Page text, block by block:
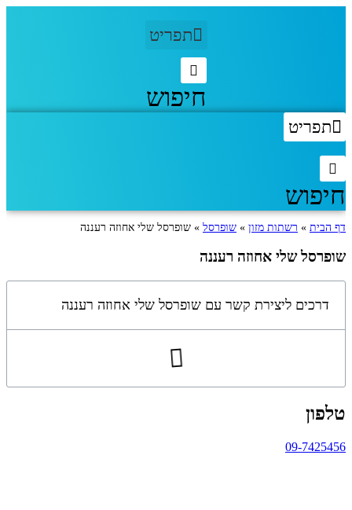
תפריט
חיפוש
תפריט
חיפוש
דף הבית » רשתות מזון » שופרסל » שופרסל שלי אחוזה רעננה
שופרסל שלי אחוזה רעננה
דרכים ליצירת קשר עם שופרסל שלי אחוזה רעננה
טלפון
09-7425456